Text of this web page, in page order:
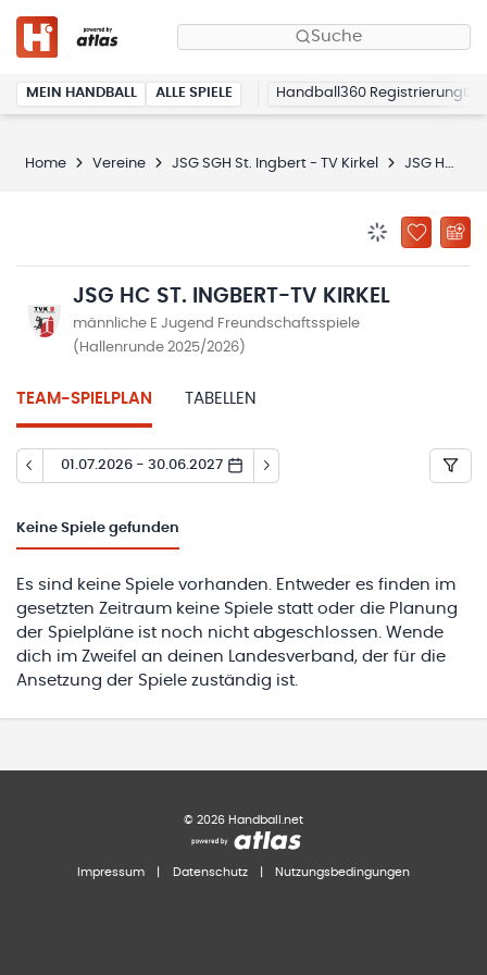
Suche
MEIN HANDBALL ALLE SPIELE Handball360 Registrierung
Home Vereine JSG SGH St. Ingbert - TV Kirkel JSG HC St. Ingbert-TV Kirkel
ZU
JSG HC ST. INGBERT-TV KIRKEL
männliche E Jugend Freundschaftsspiele
(Hallenrunde 2025/2026)
TEAM-SPIELPLAN TABELLEN
01.07.2026 - 30.06.2027
Keine Spiele gefunden
Es sind keine Spiele vorhanden. Entweder es finden im
gesetzten Zeitraum keine Spiele statt oder die Planung
der Spielpläne ist noch nicht abgeschlossen. Wende
dich im Zweifel an deinen Landesverband, der für die
Ansetzung der Spiele zuständig ist.
© 2026 Handball.net
Impressum Datenschutz Nutzungsbedingungen